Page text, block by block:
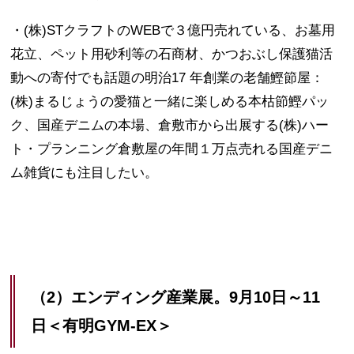
・(株)STクラフトのWEBで３億円売れている、お墓用
花立、ペット用砂利等の石商材、かつおぶし保護猫活
動への寄付でも話題の明治17 年創業の老舗鰹節屋：
(株)まるじょうの愛猫と一緒に楽しめる本枯節鰹パッ
ク、国産デニムの本場、倉敷市から出展する(株)ハー
ト・プランニング倉敷屋の年間１万点売れる国産デニ
ム雑貨にも注目したい。
（2）エンディング産業展。9月10日～11
日＜有明GYM-EX ＞